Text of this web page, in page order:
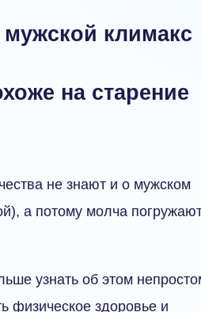
климакс
на старение
не знают и о мужском
а потому молча
узнать об этом
физическое здоровье и